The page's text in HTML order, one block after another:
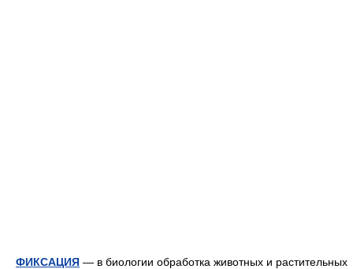
ФИКСАЦИЯ — в биологии обработка животных и растительных